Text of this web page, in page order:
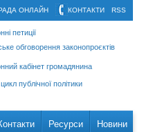
RSS
КОНТАКТИ
ОНЛАЙН
петиції
обговорення законопроєктів
кабінет громадянина
публічної політики
Ресурси Новини